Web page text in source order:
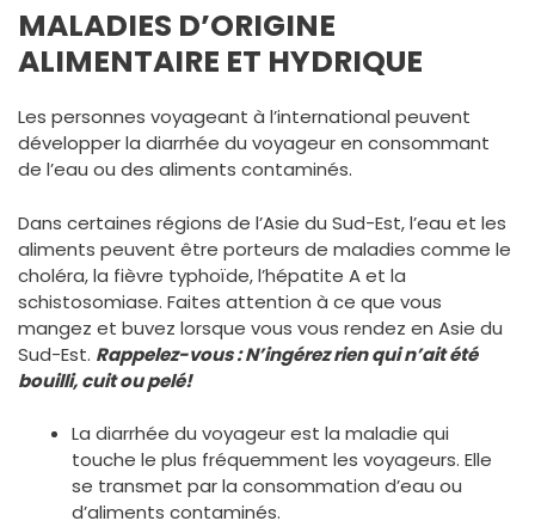
MALADIES D’ORIGINE
ALIMENTAIRE ET HYDRIQUE
Les personnes voyageant à l’international peuvent
développer la diarrhée du voyageur en consommant
de l’eau ou des aliments contaminés.
Dans certaines régions de l’Asie du Sud-Est, l’eau et les
aliments peuvent être porteurs de maladies comme le
choléra, la fièvre typhoïde, l’hépatite A et la
schistosomiase. Faites attention à ce que vous
mangez et buvez lorsque vous vous rendez en Asie du
Sud-Est. Rappelez-vous : N’ingérez rien qui n’ait été
bouilli, cuit ou pelé!
La diarrhée du voyageur est la maladie qui
touche le plus fréquemment les voyageurs. Elle
se transmet par la consommation d’eau ou
d’aliments contaminés.